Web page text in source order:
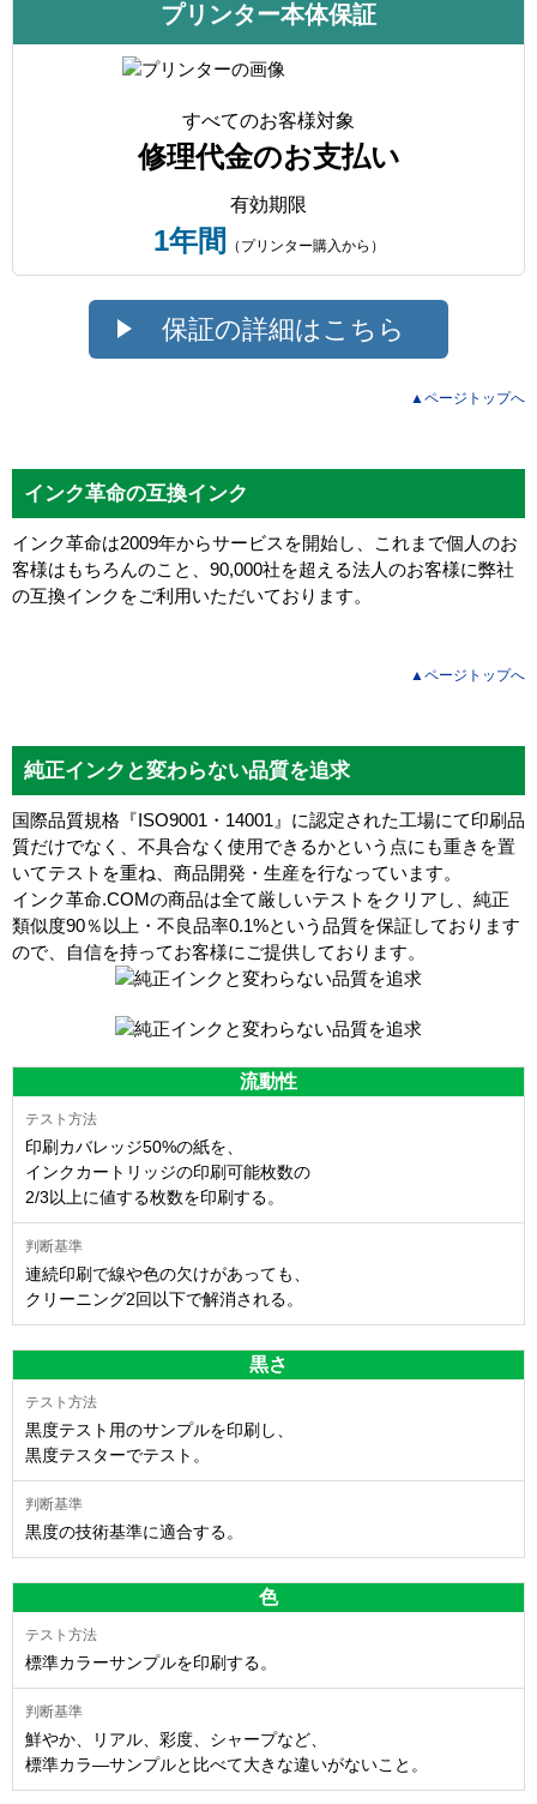
プリンター本体保証
すべてのお客様対象
修理代金のお支払い
有効期限
1年間 （プリンター購入から）
保証の詳細はこちら
▲ページトップへ
インク革命の互換インク
インク革命は2009年からサービスを開始し、これまで個人のお
客様はもちろんのこと、90,000社を超える法人のお客様に弊社
の互換インクをご利用いただいております。
▲ページトップへ
純正インクと変わらない品質を追求
国際品質規格『ISO9001・14001』に認定された工場にて印刷品
質だけでなく、不具合なく使用できるかという点にも重きを置
いてテストを重ね、商品開発・生産を行なっています。
インク革命.COMの商品は全て厳しいテストをクリアし、 純正
類似度90％以上・不良品率0.1%という品質を保証しております
ので、自信を持ってお客様にご提供しております。
流動性
印刷カバレッジ50%の紙を、
インクカートリッジの印刷可能枚数の
2/3以上に値する枚数を印刷する。
連続印刷で線や色の欠けがあっても、
クリーニング2回以下で解消される。
黒さ
黒度テスト用のサンプルを印刷し、
黒度テスターでテスト。
黒度の技術基準に適合する。
色
標準カラーサンプルを印刷する。
鮮やか、リアル、彩度、シャープなど、
標準カラ―サンプルと比べて大きな違いがないこと。